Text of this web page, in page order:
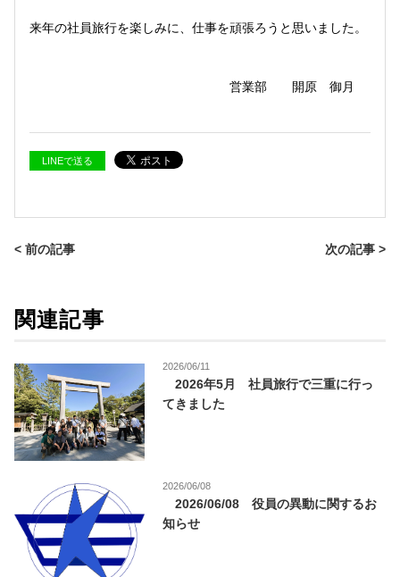
来年の社員旅行を楽しみに、仕事を頑張ろうと思いました。
営業部 開原 御月
LINEで送る
< 前の記事 次の記事 >
関連記事
2026/06/11
2026年5月 社員旅行で三重に行っ
てきました
2026/06/08
2026/06/08 役員の異動に関するお
知らせ